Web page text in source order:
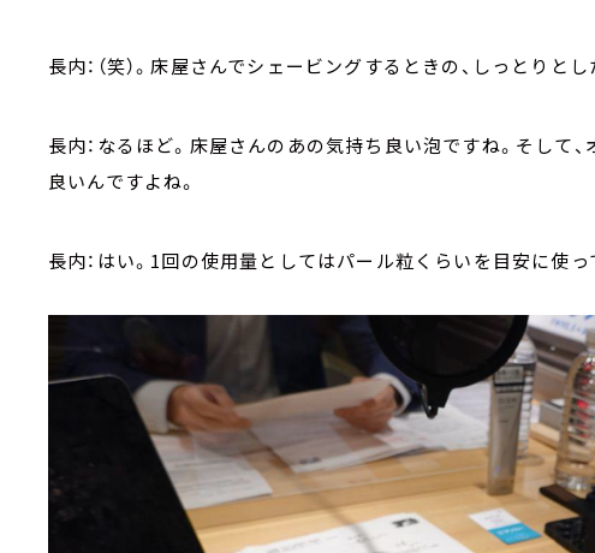
長内：（笑）。床屋さんでシェービングするときの、しっとりと
長内：なるほど。床屋さんのあの気持ち良い泡ですね。そして
良いんですよね。
長内：はい。1回の使用量としてはパール粒くらいを目安に使